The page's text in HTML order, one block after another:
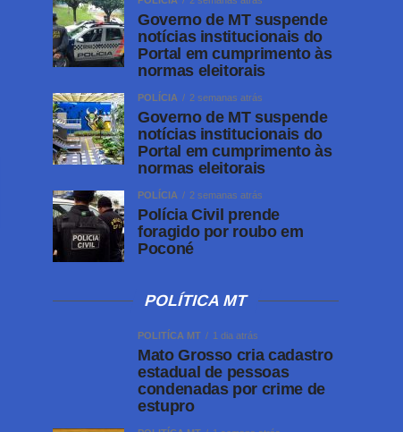
Governo de MT suspende
notícias institucionais do
Portal em cumprimento às
normas eleitorais
POLÍCIA 2 semanas atrás
Governo de MT suspende
notícias institucionais do
Portal em cumprimento às
normas eleitorais
POLÍCIA 2 semanas atrás
Polícia Civil prende
foragido por roubo em
Poconé
POLÍTICA MT
POLITÍCA MT 1 dia atrás
Mato Grosso cria cadastro
estadual de pessoas
condenadas por crime de
estupro